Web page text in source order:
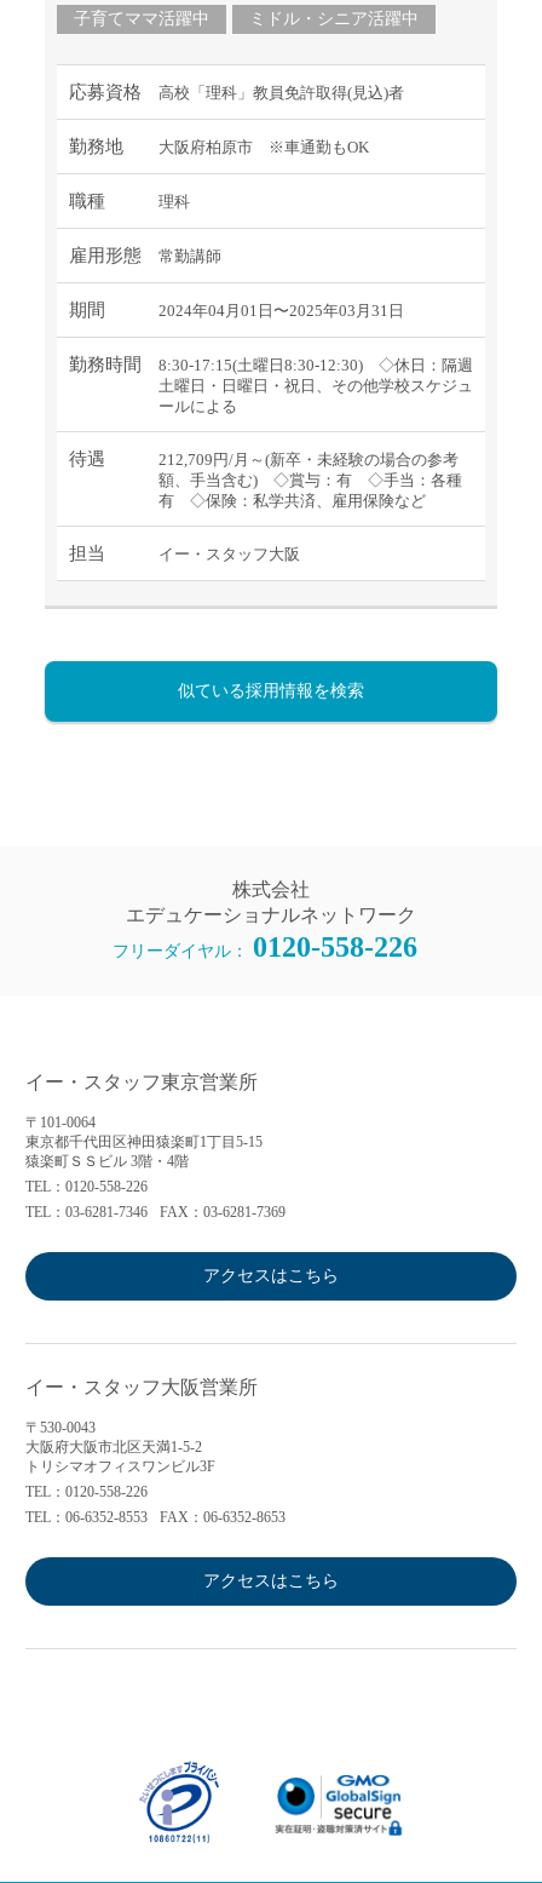
子育てママ活躍中
ミドル・シニア活躍中
応募資格 高校「理科」教員免許取得(見込)者
勤務地 大阪府柏原市 ※車通勤もOK
職種 理科
雇用形態 常勤講師
期間 2024年04月01日〜2025年03月31日
勤務時間
8:30-17:15(土曜日8:30-12:30) ◇休日：隔週
土曜日・日曜日・祝日、その他学校スケジュ
ールによる
待遇
212,709円/月～(新卒・未経験の場合の参考
額、手当含む) ◇賞与：有 ◇手当：各種
有 ◇保険：私学共済、雇用保険など
担当 イー・スタッフ大阪
似ている採用情報を検索
株式会社
エデュケーショナルネットワーク
フリーダイヤル： 0120-558-226
イー・スタッフ東京営業所
〒101-0064
東京都千代田区神田猿楽町1丁目5-15
猿楽町ＳＳビル 3階・4階
TEL：0120-558-226
TEL：03-6281-7346
FAX：03-6281-7369
アクセスはこちら
イー・スタッフ大阪営業所
〒530-0043
大阪府大阪市北区天満1-5-2
トリシマオフィスワンビル3F
TEL：0120-558-226
TEL：06-6352-8553
FAX：06-6352-8653
アクセスはこちら